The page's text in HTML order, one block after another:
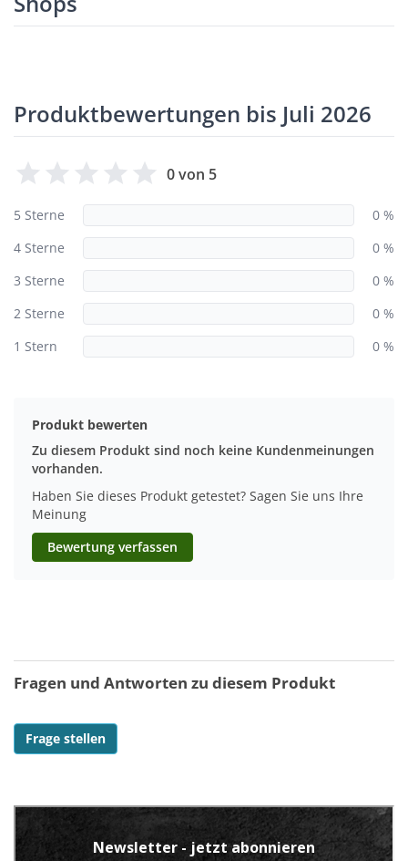
Produktbewertungen bis Juli 2026
0 von 5
5 Sterne
0 %
4 Sterne
0 %
3 Sterne
0 %
2 Sterne
0 %
1 Stern
0 %
Produkt bewerten
Zu diesem Produkt sind noch keine Kundenmeinungen
vorhanden.
Haben Sie dieses Produkt getestet? Sagen Sie uns Ihre
Meinung
Bewertung verfassen
Fragen und Antworten zu diesem Produkt
Frage stellen